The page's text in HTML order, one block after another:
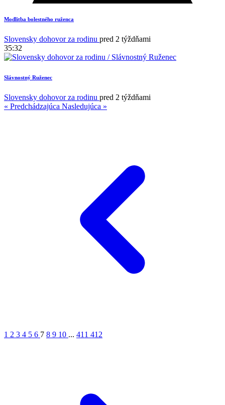
Modlitba bolestného ruženca
Slovensky dohovor za rodinu pred 2 týždňami
35:32
Slávnostný Ruženec
Slovensky dohovor za rodinu pred 2 týždňami
« Predchádzajúca Nasledujúca »
1 2 3 4 5 6 7 8 9 10 ... 411 412